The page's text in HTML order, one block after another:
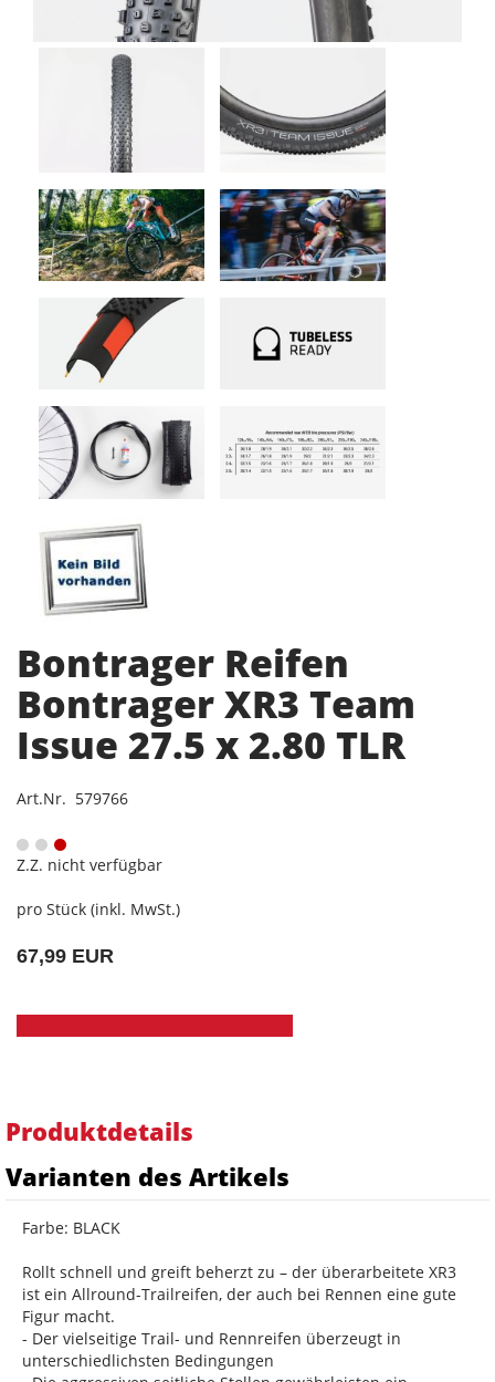
Bontrager Reifen
Bontrager XR3 Team
Issue 27.5 x 2.80 TLR
Art.Nr. 579766
Z.Z. nicht verfügbar
pro Stück (inkl. MwSt.)
67,99 EUR
Produktdetails
Varianten des Artikels
Farbe: BLACK
Rollt schnell und greift beherzt zu – der überarbeitete XR3
ist ein Allround-Trailreifen, der auch bei Rennen eine gute
Figur macht.
- Der vielseitige Trail- und Rennreifen überzeugt in
unterschiedlichsten Bedingungen